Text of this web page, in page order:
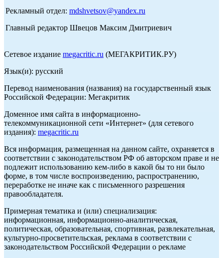
Рекламный отдел: mdshvetsov@yandex.ru
Главный редактор Швецов Максим Дмитриевич
Сетевое издание megacritic.ru (МЕГАКРИТИК.РУ)
Язык(и): русский
Перевод наименования (названия) на государственный язык
Российской Федерации: Мегакритик
Доменное имя сайта в информационно-
телекоммуникационной сети «Интернет» (для сетевого
издания): megacritic.ru
Вся информация, размещенная на данном сайте, охраняется в
соответствии с законодательством РФ об авторском праве и не
подлежит использованию кем-либо в какой бы то ни было
форме, в том числе воспроизведению, распространению,
переработке не иначе как с письменного разрешения
правообладателя.
Примерная тематика и (или) специализация:
информационная, информационно-аналитическая,
политическая, образовательная, спортивная, развлекательная,
культурно-просветительская, реклама в соответствии с
законодательством Российской Федерации о рекламе